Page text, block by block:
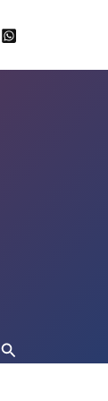
Buscar